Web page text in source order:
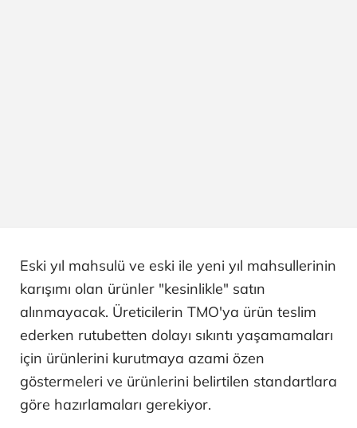
Eski yıl mahsulü ve eski ile yeni yıl mahsullerinin
karışımı olan ürünler "kesinlikle" satın
alınmayacak. Üreticilerin TMO'ya ürün teslim
ederken rutubetten dolayı sıkıntı yaşamamaları
için ürünlerini kurutmaya azami özen
göstermeleri ve ürünlerini belirtilen standartlara
göre hazırlamaları gerekiyor.